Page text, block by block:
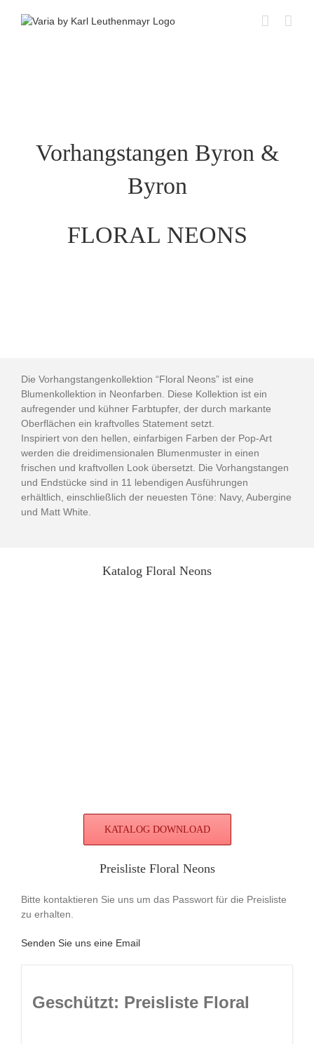
Vorhangstangen Byron &
Byron
FLORAL NEONS
Die Vorhangstangenkollektion “Floral Neons” ist eine
Blumenkollektion in Neonfarben. Diese Kollektion ist ein
aufregender und kühner Farbtupfer, der durch markante
Oberflächen ein kraftvolles Statement setzt.
Inspiriert von den hellen, einfarbigen Farben der Pop-Art
werden die dreidimensionalen Blumenmuster in einen
frischen und kraftvollen Look übersetzt. Die Vorhangstangen
und Endstücke sind in 11 lebendigen Ausführungen
erhältlich, einschließlich der neuesten Töne: Navy, Aubergine
und Matt White.
Katalog Floral Neons
KATALOG DOWNLOAD
Preisliste Floral Neons
Bitte kontaktieren Sie uns um das Passwort für die Preisliste
zu erhalten.
Senden Sie uns eine Email
Geschützt: Preisliste Floral